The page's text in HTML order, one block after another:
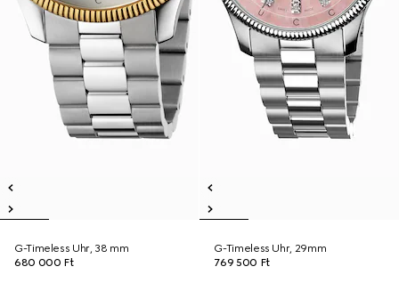
G-Timeless Uhr, 38 mm
680 000 Ft
G-Timeless Uhr, 29mm
769 500 Ft